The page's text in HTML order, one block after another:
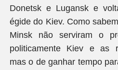
Donetsk e Lugansk e
égide do Kiev. Como
Minsk não serviram o
politicamente Kiev e as
mas o de ganhar tempo